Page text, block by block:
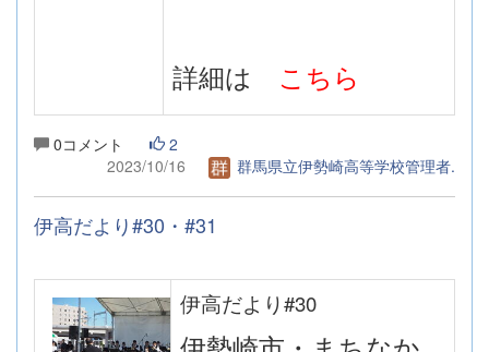
詳細は こちら
0コメント
2
2023/10/16
群馬県立伊勢崎高等学校管理者.
伊高だより#30・#31
伊高だより#30